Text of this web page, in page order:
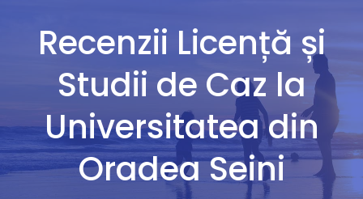
Recenzii Licență și
Studii de Caz la
Universitatea din
Oradea Seini